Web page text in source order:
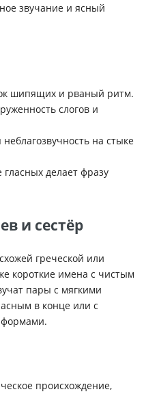
звучание и ясный
шипящих и рваный ритм.
слогов и
на стыке
делает фразу
и сестёр
греческой или
короткие имена с чистым
пары с мягкими
в конце или с
происхождение,